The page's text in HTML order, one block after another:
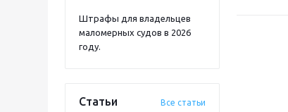
Штрафы для владельцев
маломерных судов в 2026
году.
Статьи Все статьи